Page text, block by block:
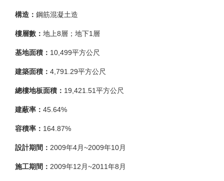
構造： 鋼筋混凝土造
樓層數： 地上8層；地下1層
基地面積： 10,499平方公尺
建築面積： 4,791.29平方公尺
總樓地板面積： 19,421.51平方公尺
建蔽率： 45.64%
容積率： 164.87%
設計期間： 2009年4月~2009年10月
施工期間： 2009年12月~2011年8月